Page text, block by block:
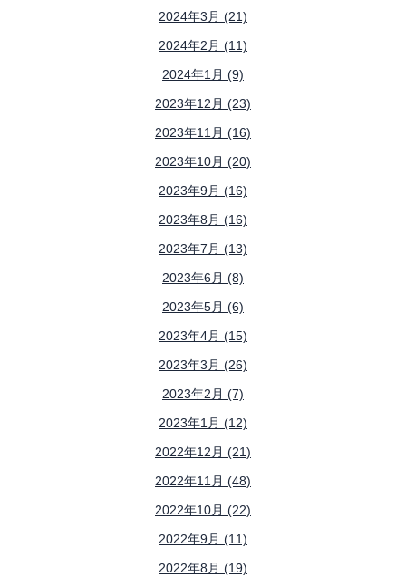
2024年3月 (21)
2024年2月 (11)
2024年1月 (9)
2023年12月 (23)
2023年11月 (16)
2023年10月 (20)
2023年9月 (16)
2023年8月 (16)
2023年7月 (13)
2023年6月 (8)
2023年5月 (6)
2023年4月 (15)
2023年3月 (26)
2023年2月 (7)
2023年1月 (12)
2022年12月 (21)
2022年11月 (48)
2022年10月 (22)
2022年9月 (11)
2022年8月 (19)